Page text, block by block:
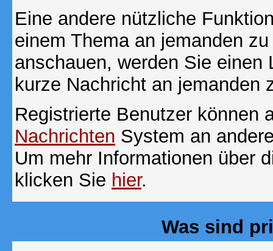
Eine andere nützliche
einem Thema an jemanden
anschauen, werden Sie
kurze Nachricht an jemanden
Registrierte Benutzer können
Nachrichten System an
Um mehr Informationen über
klicken Sie hier.
Was sind